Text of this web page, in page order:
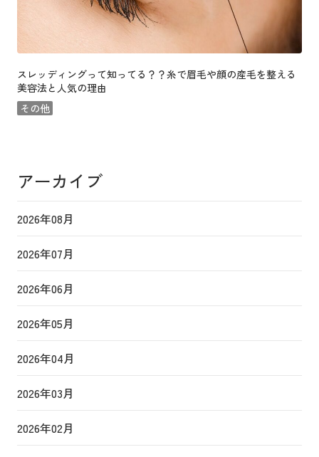
スレッディングって知ってる？？糸で眉毛や顔の産毛を整える
美容法と人気の理由
その他
アーカイブ
2026年08月
2026年07月
2026年06月
2026年05月
2026年04月
2026年03月
2026年02月